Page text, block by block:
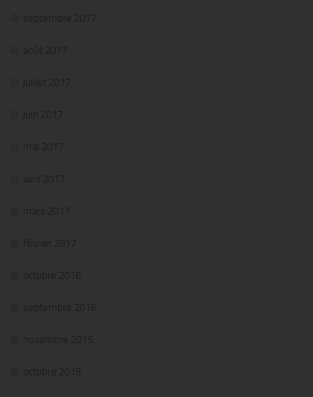
septembre 2017
août 2017
juillet 2017
juin 2017
mai 2017
avril 2017
mars 2017
février 2017
octobre 2016
septembre 2016
novembre 2015
octobre 2015